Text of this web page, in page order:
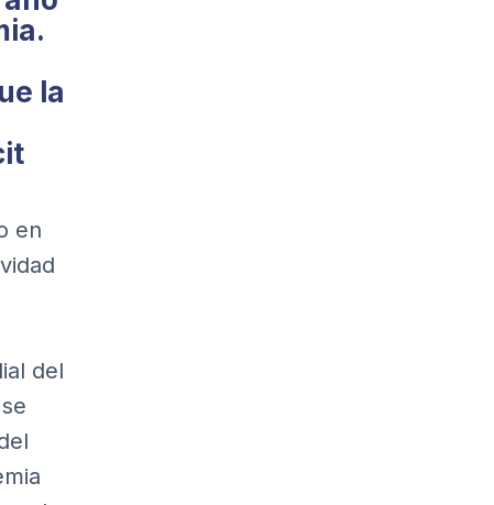
la
en
del